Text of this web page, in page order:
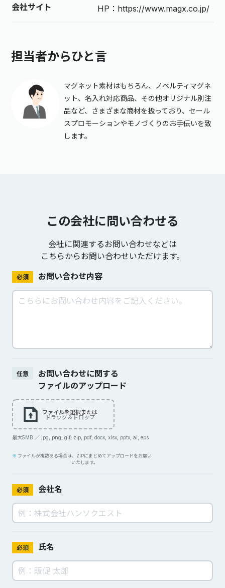
会社サイト HP：https://www.magx.co.jp/
担当者からひと言
マグネット素材はもちろん、ノベルティマグネ
ット、名入れ対応商品、その他オリジナル別注
品など、さまざまな商材を扱っており、セール
スプロモーションやモノづくりのお手伝いを致
します。
この会社に問い合わせる
会社に関連するお問い合わせなどは
こちらからお問い合わせいただけます。
必須 お問い合わせ内容
任意
お問い合わせに関する
ファイルのアップロード
ファイルを選択または
ドラッグ＆ドロップ
最大5MB ／ jpg, png, gif, zip, pdf, docx, xlsx, pptx, ai, eps
ファイルが複数ある場合は、ZIPにまとめてアップロードをお願い
いたします。
必須 会社名
必須 氏名